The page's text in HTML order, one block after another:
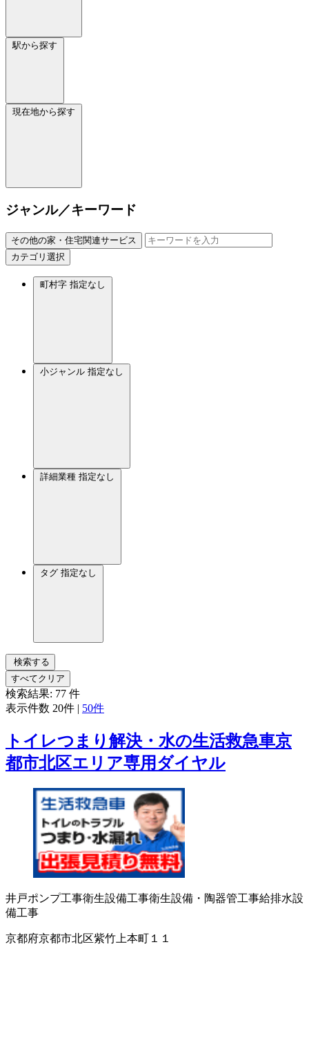
駅から探す
現在地から探す
ジャンル／キーワード
その他の家・住宅関連サービス
カテゴリ選択
町村字 指定なし
小ジャンル 指定なし
詳細業種 指定なし
タグ 指定なし
検索する
すべてクリア
検索結果: 77 件
表示件数 20件 | 50件
トイレつまり解決・水の生活救急車京
都市北区エリア専用ダイヤル
井戸ポンプ工事衛生設備工事衛生設備・陶器管工事給排水設
備工事
京都府京都市北区紫竹上本町１１